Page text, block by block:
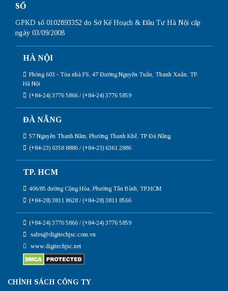
SỐ
GPKD số 0102893352 do Sở Kế Hoạch & Đầu Tư Hà Nội cấp
ngày 03/09/2008
HÀ NỘI
Phòng 603 - Tòa nhà FS, 47 Đường Nguyễn Tuân, Thanh Xuân, TP.
Hà Nội
(+84-24) 3776 5866 / (+84-24) 3776 5859
ĐÀ NẴNG
57 Nguyễn Thanh Năm, Phường Thanh Khê, TP Đà Nẵng
(+84-23) 6358 8886 / (+84-23) 6361 2886
TP. HCM
406/85 đường Cộng Hòa, Phường Tân Bình, TP.HCM
(+84-28) 3811 8628 / (+84-28) 3811 8566
(+84-24) 3776 5866 / (+84-24) 3776 5859
sales@digitechjsc.com.vn
www.digitechjsc.net
CHÍNH SÁCH CÔNG TY